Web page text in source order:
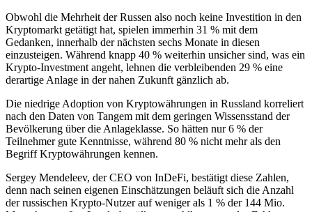
Obwohl die Mehrheit der Russen also noch keine Investition in den
Kryptomarkt getätigt hat, spielen immerhin 31 % mit dem
Gedanken, innerhalb der nächsten sechs Monate in diesen
einzusteigen. Während knapp 40 % weiterhin unsicher sind, was ein
Krypto-Investment angeht, lehnen die verbleibenden 29 % eine
derartige Anlage in der nahen Zukunft gänzlich ab.
Die niedrige Adoption von Kryptowährungen in Russland korreliert
nach den Daten von Tangem mit dem geringen Wissensstand der
Bevölkerung über die Anlageklasse. So hätten nur 6 % der
Teilnehmer gute Kenntnisse, während 80 % nicht mehr als den
Begriff Kryptowährungen kennen.
Sergey Mendeleev, der CEO von InDeFi, bestätigt diese Zahlen,
denn nach seinen eigenen Einschätzungen beläuft sich die Anzahl
der russischen Krypto-Nutzer auf weniger als 1 % der 144 Mio.